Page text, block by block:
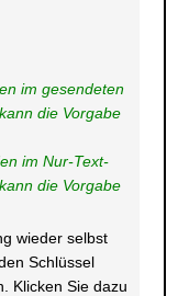
im gesendeten
die Vorgabe
im Nur-Text-
die Vorgabe
wieder selbst
Schlüssel
Klicken Sie dazu